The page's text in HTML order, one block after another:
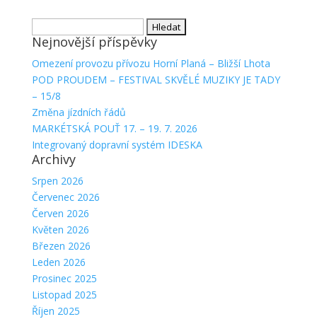
Nejnovější příspěvky
Omezení provozu přívozu Horní Planá – Bližší Lhota
POD PROUDEM – FESTIVAL SKVĚLÉ MUZIKY JE TADY
– 15/8
Změna jízdních řádů
MARKÉTSKÁ POUŤ 17. – 19. 7. 2026
Integrovaný dopravní systém IDESKA
Archivy
Srpen 2026
Červenec 2026
Červen 2026
Květen 2026
Březen 2026
Leden 2026
Prosinec 2025
Listopad 2025
Říjen 2025